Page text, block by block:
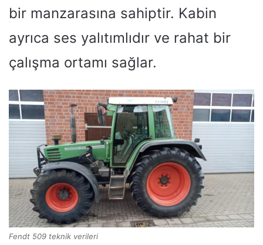
bir manzarasına sahiptir. Kabin
ayrıca ses yalıtımlıdır ve rahat bir
çalışma ortamı sağlar.
Fendt 509 teknik verileri